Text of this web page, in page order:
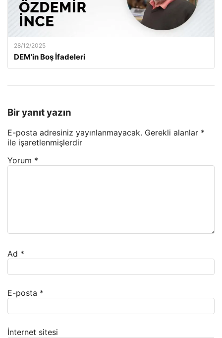
28/12/2025
DEM’in Boş İfadeleri
Bir yanıt yazın
E-posta adresiniz yayınlanmayacak. Gerekli alanlar *
ile işaretlenmişlerdir
Yorum *
Ad *
E-posta *
İnternet sitesi